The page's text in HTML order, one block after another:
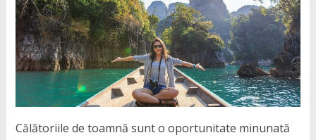
Călătoriile de toamnă sunt o oportunitate minunată